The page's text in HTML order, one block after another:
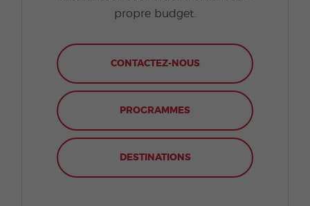
propre budget.
CONTACTEZ-NOUS
PROGRAMMES
DESTINATIONS